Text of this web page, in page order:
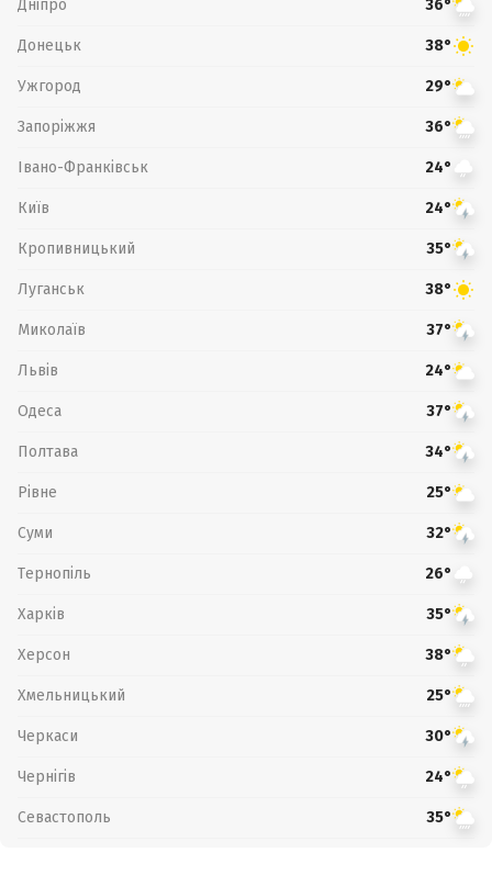
Дніпро 36°
Донецьк 38°
Ужгород 29°
Запоріжжя 36°
Івано-Франківськ 24°
Київ 24°
Кропивницький 35°
Луганськ 38°
Миколаїв 37°
Львів 24°
Одеса 37°
Полтава 34°
Рівне 25°
Суми 32°
Тернопіль 26°
Харків 35°
Херсон 38°
Хмельницький 25°
Черкаси 30°
Чернігів 24°
Севастополь 35°